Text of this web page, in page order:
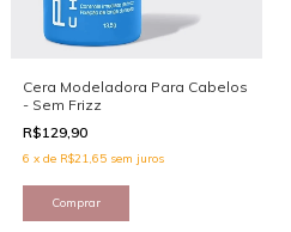
Cera Modeladora Para Cabelos
- Sem Frizz
R$129,90
6 x de R$21,65 sem juros